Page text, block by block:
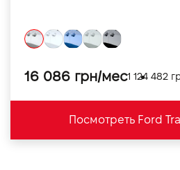
16 086 грн/мес1 124 482
Посмотреть Ford